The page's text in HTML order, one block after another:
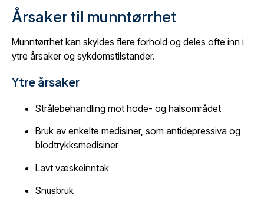
Årsaker til munntørrhet
Munntørrhet kan skyldes flere forhold og deles ofte inn i
ytre årsaker og sykdomstilstander.
Ytre årsaker
Strålebehandling mot hode- og halsområdet
Bruk av enkelte medisiner, som antidepressiva og
blodtrykksmedisiner
Lavt væskeinntak
Snusbruk